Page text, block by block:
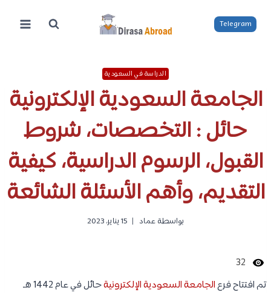
المحتوى
Telegram
الدراسة في السعودية
الجامعة السعودية الإلكترونية
حائل : التخصصات، شروط
القبول، الرسوم الدراسية، كيفية
التقديم، وأهم الأسئلة الشائعة
بواسطة عماد 15 يناير، 2023
32
تم افتتاح فرعالجامعة السعودية الإلكترونية
حائل في عام 1442 هـ